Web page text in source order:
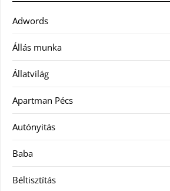
Adwords
Állás munka
Állatvilág
Apartman Pécs
Autónyitás
Baba
Béltisztítás